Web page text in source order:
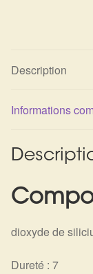
Description
Informations
dioxyde de
Dureté : 7